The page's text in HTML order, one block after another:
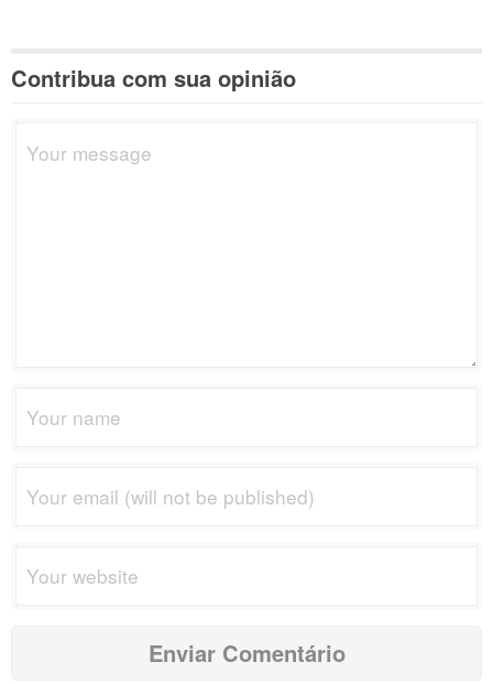
Contribua com sua opinião